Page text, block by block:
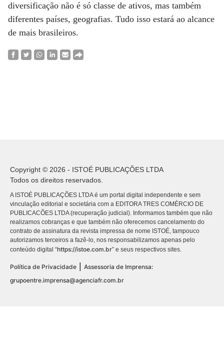
diversificação não é só classe de ativos, mas também
diferentes países, geografias. Tudo isso estará ao alcance
de mais brasileiros.
Copyright © 2026 - ISTOÉ PUBLICAÇÕES LTDA
Todos os direitos reservados.
A ISTOÉ PUBLICAÇÕES LTDA é um portal digital independente e sem
vinculação editorial e societária com a EDITORA TRES COMÉRCIO DE
PUBLICACÕES LTDA (recuperação judicial). Informamos também que não
realizamos cobranças e que também não oferecemos cancelamento do
contrato de assinatura da revista impressa de nome ISTOÉ, tampouco
autorizamos terceiros a fazê-lo, nos responsabilizamos apenas pelo
conteúdo digital “https://istoe.com.br” e seus respectivos sites.
Política de Privacidade
Assessoria de Imprensa:
grupoentre.imprensa@agenciafr.com.br